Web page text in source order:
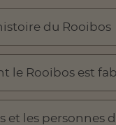
du Rooibos
le Rooibos est
et les personnes